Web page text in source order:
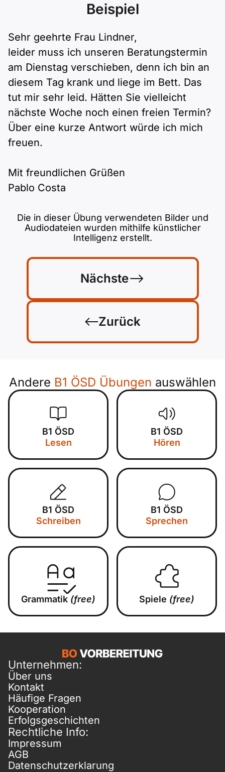
Schulen & Kurse
Lebenslauf erstellen
Motivationsbriefe
Beispiel
Sehr geehrte Frau Lindner,
leider muss ich unseren Beratungstermin
am Dienstag verschieben, denn ich bin an
diesem Tag krank und liege im Bett. Das
tut mir sehr leid. Hätten Sie vielleicht
nächste Woche noch einen freien Termin?
Über eine kurze Antwort würde ich mich
freuen.
Mit freundlichen Grüßen
Pablo Costa
Zurück
Nächste
Die in dieser Übung verwendeten Bilder und
Audiodateien wurden mithilfe künstlicher
Intelligenz erstellt.
Andere B1 ÖSD Übungen auswählen
B1 ÖSD
Lesen
B1 ÖSD
Hören
B1 ÖSD
Schreiben
B1 ÖSD
Sprechen
Grammatik (free) Spiele (free)
Unternehmen:
Über uns
Kontakt
Häufige Fragen
Kooperation
Erfolgsgeschichten
Rechtliche Info:
Impressum
AGB
Datenschutzerklarung